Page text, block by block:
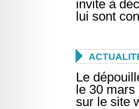
invite à
lui sont

Le
le 30
sur le site